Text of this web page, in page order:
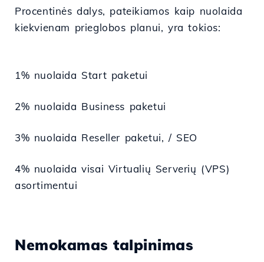
Procentinės dalys, pateikiamos kaip nuolaida
kiekvienam prieglobos planui, yra tokios:
1% nuolaida Start paketui
2% nuolaida Business paketui
3% nuolaida Reseller paketui, / SEO
4% nuolaida visai Virtualių Serverių (VPS)
asortimentui
Nemokamas talpinimas